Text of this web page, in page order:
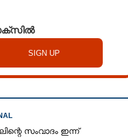
സംവാദം ഇന്ന്